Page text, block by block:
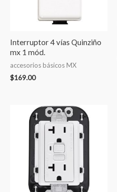
Interruptor 4 vías Quinziño
mx 1 mód.
accesorios básicos MX
$169.00